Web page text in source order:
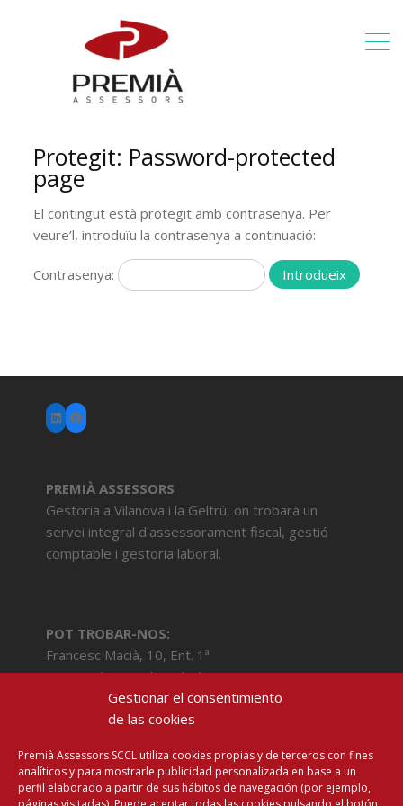
Gestionar el consentimiento
de las cookies
Premià Assessors SCCL utiliza cookies propias y de terceros con fines
analíticos y para mostrarle publicidad personalizada en base a un
perfil elaborado a partir de sus hábitos de navegación (por ejemplo,
Protegit: Password-protected
page
El contingut està protegit amb contrasenya. Per
veure’l, introduïu la contrasenya a continuació:
Contrasenya:
LinkedInFacebook
PREMIÀ ASSESSORS
Gestoria a Vilanova i la Geltrú, on trobarà un
servei integral d'assessorament fiscal, gestió
comptable i gestoria laboral.
POT TROBAR-NOS:
Francesc Macià, 10, Ent. 1ª
08800 Vilanova i la Geltrú (BCN)
Tel: 93 516 92 22
mailto:info@premiavng.com
Contacte